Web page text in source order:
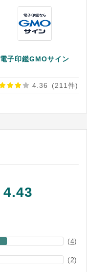
電子印鑑GMOサイン
4.36 (211件)
4.43
(4)
(2)